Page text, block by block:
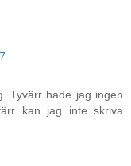
Tyvärr hade jag ingen
kan jag inte skriva